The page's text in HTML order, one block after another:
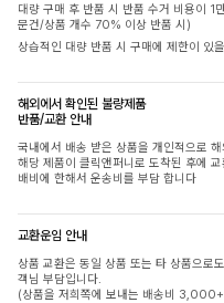
대량 구매 후 반품 시 반품 수거 비용이
문건/상품 개수 70% 이상 반품 시)
상습적인 대량 반품 시 구매에 제한이 있
해외에서 확인된 불량제품
반품/교환 안내
국내에서 배송 받은 상품을 개인적으로
해당 제품이 클릭앤퍼니로 도착된 후에
배비에 한해서 운송비를 부담 합니다
교환운임 안내
상품 교환은 동일 상품 또는 타 상품으
객님 부담입니다.
(상품을 저희쪽에 보내는 배송비